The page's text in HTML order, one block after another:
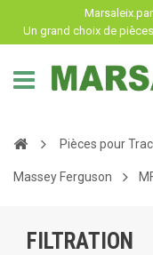
Un grand choix de
Pièces pour
Massey Ferguson
FILTRATION
Panneau de gestion des